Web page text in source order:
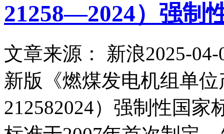
21258—2024）强制
文章来源： 新浪2025-
新版《燃煤发电机组单
212582024）强制性国家